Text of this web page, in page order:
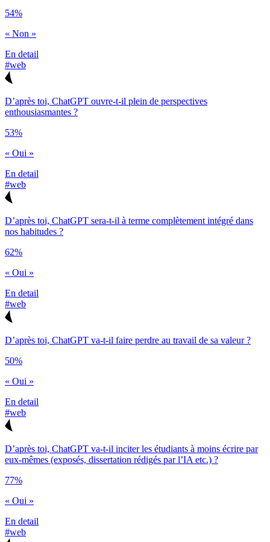
54%
« Non »
En detail
#web
D’après toi, ChatGPT ouvre-t-il plein de perspectives
enthousiasmantes ?
53%
« Oui »
En detail
#web
D’après toi, ChatGPT sera-t-il à terme complètement intégré dans
nos habitudes ?
62%
« Oui »
En detail
#web
D’après toi, ChatGPT va-t-il faire perdre au travail de sa valeur ?
50%
« Oui »
En detail
#web
D’après toi, ChatGPT va-t-il inciter les étudiants à moins écrire par
eux-mêmes (exposés, dissertation rédigés par l’IA etc.) ?
77%
« Oui »
En detail
#web